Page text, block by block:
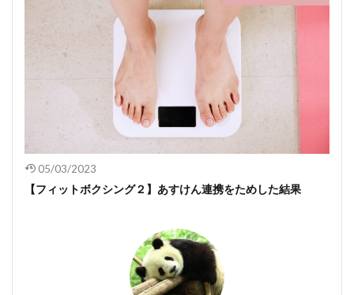
05/03/2023
【フィットボクシング２】あすけん連携をためした結果